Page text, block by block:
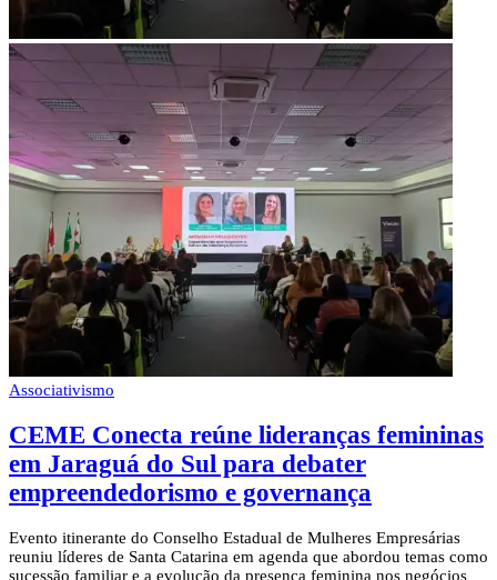
Associativismo
CEME Conecta reúne lideranças femininas
em Jaraguá do Sul para debater
empreendedorismo e governança
Evento itinerante do Conselho Estadual de Mulheres Empresárias
reuniu líderes de Santa Catarina em agenda que abordou temas como
sucessão familiar e a evolução da presença feminina nos negócios